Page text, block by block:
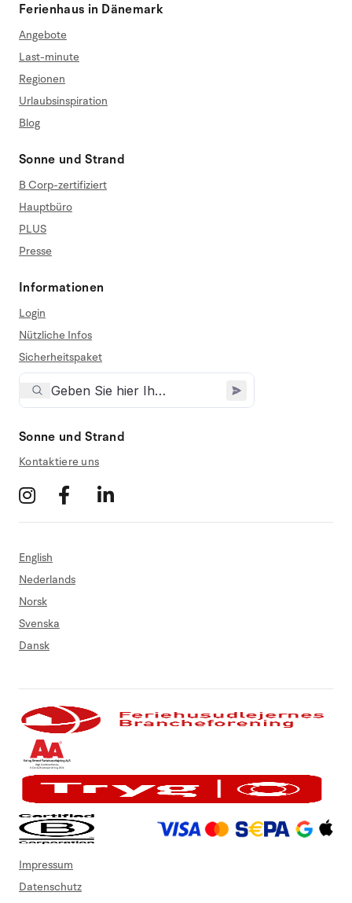
Ferienhaus in Dänemark
Angebote
Last-minute
Regionen
Urlaubsinspiration
Blog
Sonne und Strand
B Corp-zertifiziert
Hauptbüro
PLUS
Presse
Informationen
Login
Nützliche Infos
Sicherheitspaket
Sonne und Strand
Kontaktiere uns
English
Nederlands
Norsk
Svenska
Dansk
Impressum
Datenschutz